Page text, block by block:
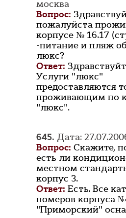
москва
Вопрос:
пожалуйста
корпусе № 16.17
-питание и пляж
люкс?
Ответ:
Услуги "люкс"
предоставляются
проживающим по
"люкс".
645. Дата:
Вопрос: Скажите,
есть ли
местном
корпус 3.
Ответ: Есть. Все
номеров корпуса
"Приморский"